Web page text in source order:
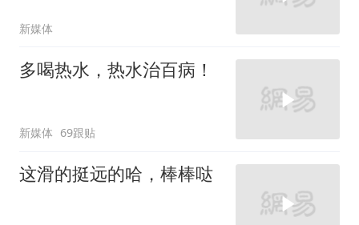
新媒体
多喝热水，热水治百病！
新媒体 69跟贴
这滑的挺远的哈，棒棒哒